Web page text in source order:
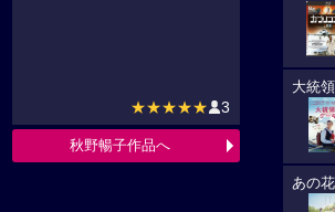
★★★★★ 3
秋野暢子作品へ
大統
あの